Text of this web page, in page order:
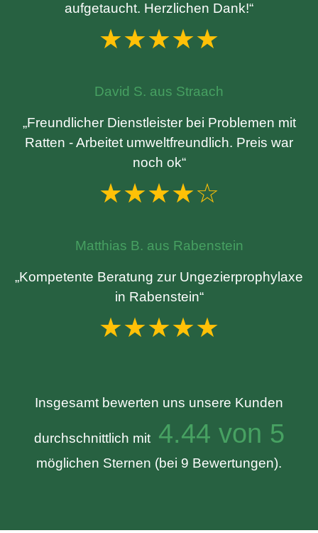
aufgetaucht. Herzlichen Dank!“
★★★★★
David S. aus Straach
„Freundlicher Dienstleister bei Problemen mit
Ratten - Arbeitet umweltfreundlich. Preis war
noch ok“
★★★★☆
Matthias B. aus Rabenstein
„Kompetente Beratung zur Ungezierprophylaxe
in Rabenstein“
★★★★★
Insgesamt bewerten uns unsere Kunden
durchschnittlich mit4.44 von 5
möglichen Sternen (bei 9 Bewertungen).